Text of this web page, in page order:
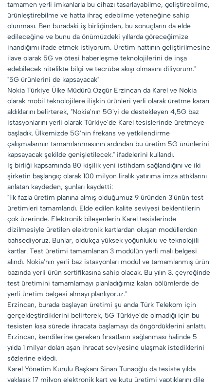
tamamen yerli imkanlarla bu cihazı tasarlayabilme, geliştirebilme,
ürünleştirebilme ve hatta ihraç edebilme yeteneğine sahip
olunması. Ben buradaki iş birliğinden, bu sonuçların da elde
edileceğine ve bunu da önümüzdeki yıllarda göreceğimize
inandığımı ifade etmek istiyorum. Üretim hattının geliştirilmesine
ilave olarak 5G ve ötesi haberleşme teknolojilerini de inşa
edebilecek nitelikte bilgi ve tecrübe akışı olmasını diliyorum."
"5G ürünlerini de kapsayacak"
Nokia Türkiye Ülke Müdürü Özgür Erzincan da Karel ve Nokia
olarak mobil teknolojilere ilişkin ürünleri yerli olarak üretme kararı
aldıklarını belirterek, "Nokia'nın 5G'yi de destekleyen 4,5G baz
istasyonlarını yerli olarak Türkiye'de Karel tesislerinde üretmeye
başladık. Ülkemizde 5G'nin frekans ve yetkilendirme
çalışmalarının tamamlanmasının ardından bu üretim 5G ürünlerini
kapsayacak şekilde genişletilecek." ifadelerini kullandı.
İş birliği kapsamında 80 kişilik yeni istihdam sağlandığını ve iki
şirketin başlangıç olarak 100 milyon liralık yatırıma imza attıklarını
anlatan kaydeden, şunları kaydetti:
"İlk fazla üretim planına almış olduğumuz 9 üründen 3'ünün test
üretimleri tamamlandı. Elde edilen kalite seviyesi beklentilerin
çok üzerinde. Elektronik bileşenlerin Karel tesislerinde
dizilmesiyle üretilen elektronik kartlardan oluşan modüllerden
bahsediyoruz. Bunlar, oldukça yüksek yoğunluklu ve teknolojili
kartlar. Test üretimi tamamlanan 3 modülün yerli malı belgesi
alındı. Nokia'nın yerli baz istasyonları modül ve tamamlanmış ürün
bazında yerli ürün sertifikasına sahip olacak. Bu yılın 3. çeyreğinde
test üretimini tamamlamayı planladığımız kalan bölümlerde de
yerli üretim belgesi almayı planlıyoruz."
Erzincan, burada başlayan üretimi şu anda Türk Telekom için
gerçekleştirdiklerini belirterek, 5G Türkiye'de olmadığı için bu
tesisten kısa sürede ihracata başlamayı da öngördüklerini anlattı.
Erzincan, kendilerine gereken fırsatların sağlanması halinde 5
yılda 1 milyar doları aşan ihracat seviyesine ulaşmak istediklerini
sözlerine ekledi.
Karel Yönetim Kurulu Başkanı Sinan Tunaoğlu da tesiste yılda
yaklaşık 17 milyon elektronik kart ve kutu üretimi yaptıklarını dile